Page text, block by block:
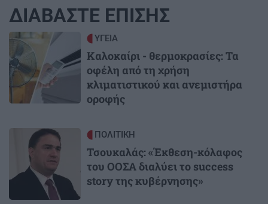
ΔΙΑΒΑΣΤΕ ΕΠΙΣΗΣ
Image ΥΓΕΙΑ
Καλοκαίρι - θερμοκρασίες: Τα
οφέλη από τη χρήση
κλιματιστικού και ανεμιστήρα
οροφής
Image ΠΟΛΙΤΙΚΗ
Τσουκαλάς: «Έκθεση-κόλαφος
του ΟΟΣΑ διαλύει το success
story της κυβέρνησης»